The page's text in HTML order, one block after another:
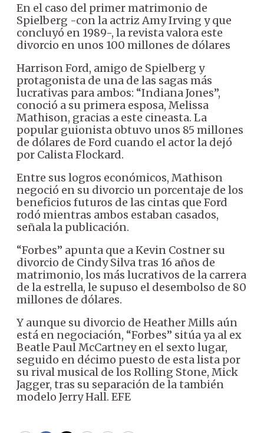
En el caso del primer matrimonio de
Spielberg -con la actriz Amy Irving y que
concluyó en 1989-, la revista valora este
divorcio en unos 100 millones de dólares
Harrison Ford, amigo de Spielberg y
protagonista de una de las sagas más
lucrativas para ambos: “Indiana Jones”,
conoció a su primera esposa, Melissa
Mathison, gracias a este cineasta. La
popular guionista obtuvo unos 85 millones
de dólares de Ford cuando el actor la dejó
por Calista Flockard.
Entre sus logros económicos, Mathison
negoció en su divorcio un porcentaje de los
beneficios futuros de las cintas que Ford
rodó mientras ambos estaban casados,
señala la publicación.
“Forbes” apunta que a Kevin Costner su
divorcio de Cindy Silva tras 16 años de
matrimonio, los más lucrativos de la carrera
de la estrella, le supuso el desembolso de 80
millones de dólares.
Y aunque su divorcio de Heather Mills aún
está en negociación, “Forbes” sitúa ya al ex
Beatle Paul McCartney en el sexto lugar,
seguido en décimo puesto de esta lista por
su rival musical de los Rolling Stone, Mick
Jagger, tras su separación de la también
modelo Jerry Hall. EFE